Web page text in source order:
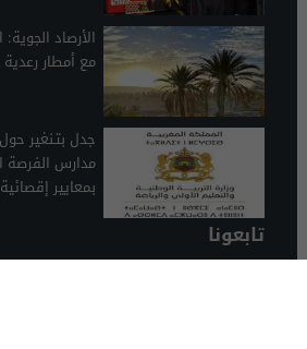
الأرصاد الجوية:
مع أمطار
جدل بتـنغير
مدارس الفرصة
بمعايير
تابعونا